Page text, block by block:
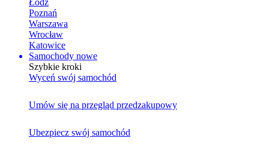
Łódź
Poznań
Warszawa
Wrocław
Katowice
Samochody nowe
Szybkie kroki
Wyceń swój samochód
Umów się na przegląd przedzakupowy
Ubezpiecz swój samochód